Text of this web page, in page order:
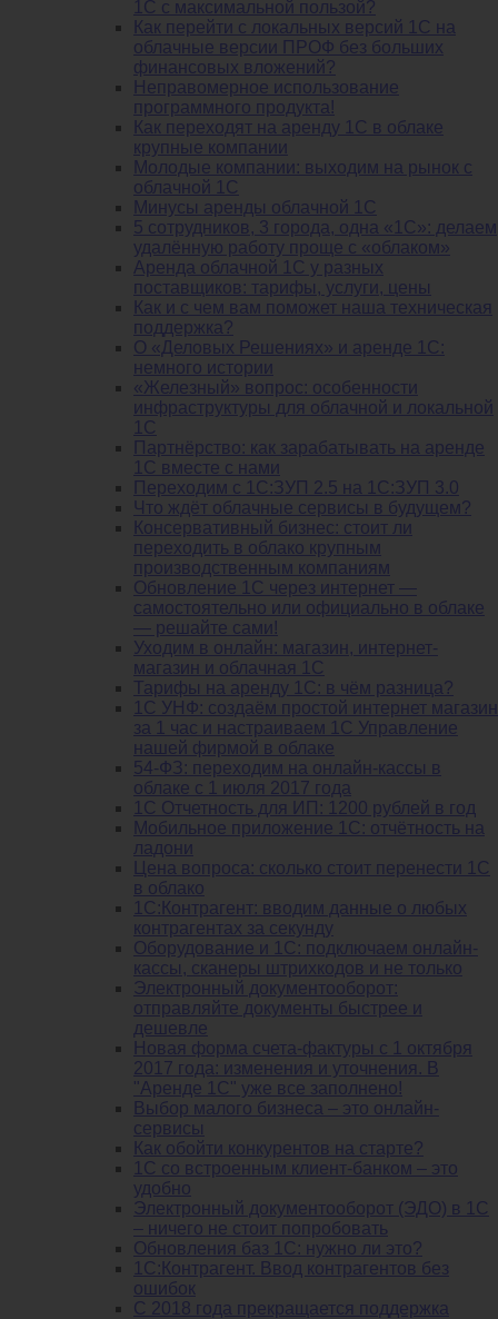
1С с максимальной пользой?
Как перейти с локальных версий 1С на
облачные версии ПРОФ без больших
финансовых вложений?
Неправомерное использование
программного продукта!
Как переходят на аренду 1С в облаке
крупные компании
Молодые компании: выходим на рынок с
облачной 1С
Минусы аренды облачной 1С
5 сотрудников, 3 города, одна «1С»: делаем
удалённую работу проще с «облаком»
Аренда облачной 1С у разных
поставщиков: тарифы, услуги, цены
Как и с чем вам поможет наша техническая
поддержка?
О «Деловых Решениях» и аренде 1С:
немного истории
«Железный» вопрос: особенности
инфраструктуры для облачной и локальной
1С
Партнёрство: как зарабатывать на аренде
1С вместе с нами
Переходим с 1С:ЗУП 2.5 на 1С:ЗУП 3.0
Что ждёт облачные сервисы в будущем?
Консервативный бизнес: стоит ли
переходить в облако крупным
производственным компаниям
Обновление 1С через интернет —
самостоятельно или официально в облаке
— решайте сами!
Уходим в онлайн: магазин, интернет-
магазин и облачная 1С
Тарифы на аренду 1С: в чём разница?
1С УНФ: создаём простой интернет магазин
за 1 час и настраиваем 1С Управление
нашей фирмой в облаке
54-ФЗ: переходим на онлайн-кассы в
облаке с 1 июля 2017 года
1С Отчетность для ИП: 1200 рублей в год
Мобильное приложение 1С: отчётность на
ладони
Цена вопроса: сколько стоит перенести 1С
в облако
1С:Контрагент: вводим данные о любых
контрагентах за секунду
Оборудование и 1С: подключаем онлайн-
кассы, сканеры штрихкодов и не только
Электронный документооборот:
отправляйте документы быстрее и
дешевле
Новая форма счета-фактуры с 1 октября
2017 года: изменения и уточнения. В
"Аренде 1С" уже все заполнено!
Выбор малого бизнеса – это онлайн-
сервисы
Как обойти конкурентов на старте?
1C со встроенным клиент-банком – это
удобно
Электронный документооборот (ЭДО) в 1С
– ничего не стоит попробовать
Обновления баз 1С: нужно ли это?
1С:Контрагент. Ввод контрагентов без
ошибок
С 2018 года прекращается поддержка